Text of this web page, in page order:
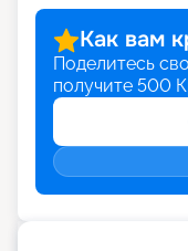
Как вам
Поделитесь
получите 500